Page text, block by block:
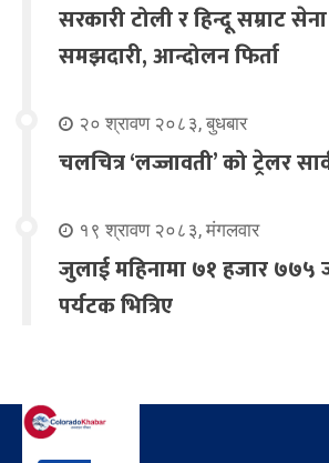
सरकारी टोली र हिन्दू सम्राट
समझदारी, आन्दोलन फिर्ता
२० श्रावण २०८३, बुधबार
चलचित्र ‘लज्जावती’ को ट्रेलर
१९ श्रावण २०८३, मंगलवार
जुलाई महिनामा ७१ हजार ७७५
पर्यटक भित्रिए